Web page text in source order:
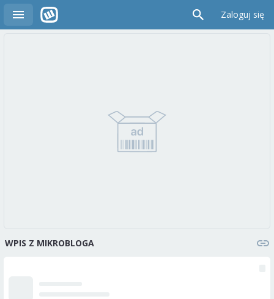
Zaloguj się
WPIS Z MIKROBLOGA